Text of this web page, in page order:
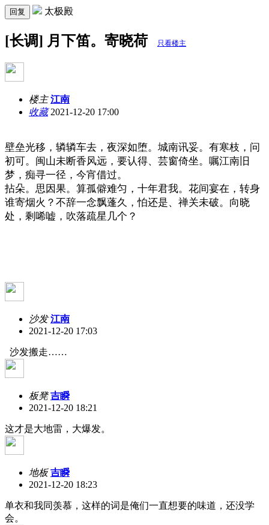
回复 太极殿
[长调] 月下笛。寄晓荷 只看楼主
楼主 江南
收藏2021-12-20 17:00
壁垒光移，辚辚车去，夜深如堕。城南讯妥。有寒枝，问
初可。闽山未断香风远，要认得、芸窗倚坐。嘱江南旧
梦，痴寻一径，今宵借过。
拈朵。思因果。算孤僻难匀，十年君我。花间宴在，转身
谁寄烟火？不辞一念飘蓬久，怕还是、禅关未破。向晓
处，剩唏嘘，吹落疏星几个？
沙发 江南
2021-12-20 17:03
沙发搬走……
板凳 吉瞬
2021-12-20 18:21
这才是大地雷，大爆发。
地板 吉瞬
2021-12-20 18:23
单衣和我同羡慕，这样的词是俺们一直想要的味道，还没学
会。